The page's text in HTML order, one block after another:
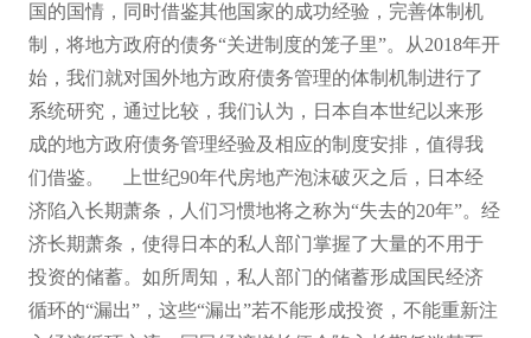
国的国情，同时借鉴其他国家的成功经验，完善体制机
制，将地方政府的债务“关进制度的笼子里”。从2018年开
始，我们就对国外地方政府债务管理的体制机制进行了
系统研究，通过比较，我们认为，日本自本世纪以来形
成的地方政府债务管理经验及相应的制度安排，值得我
们借鉴。
上世纪90年代房地产泡沫破灭之后，日本经
济陷入长期萧条，人们习惯地将之称为“失去的20年”。经
济长期萧条，使得日本的私人部门掌握了大量的不用于
投资的储蓄。如所周知，私人部门的储蓄形成国民经济
循环的“漏出”，这些“漏出”若不能形成投资，不能重新注